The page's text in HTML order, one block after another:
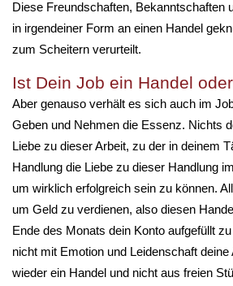
Diese Freundschaften, Bekanntschaften
in irgendeiner Form an einen Handel
zum Scheitern verurteilt.
Ist Dein Job ein Handel
Aber genauso verhält es sich auch im
Geben und Nehmen die Essenz. Nichts
Liebe zu dieser Arbeit, zu der in deinem
Handlung die Liebe zu dieser Handlung
um wirklich erfolgreich sein zu können.
um Geld zu verdienen, also diesen
Ende des Monats dein Konto aufgefüllt
nicht mit Emotion und Leidenschaft
wieder ein Handel und nicht aus freien